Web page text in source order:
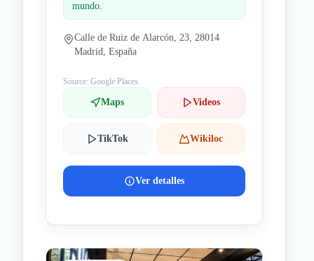
mundo.
Calle de Ruiz de Alarcón, 23, 28014
Madrid, España
Source: Google Places
Maps Videos
TikTok Wikiloc
Ver detalles